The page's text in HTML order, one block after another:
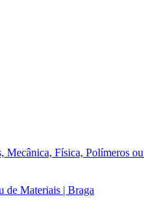
Mecânica, Física, Polímeros
de Materiais | Braga